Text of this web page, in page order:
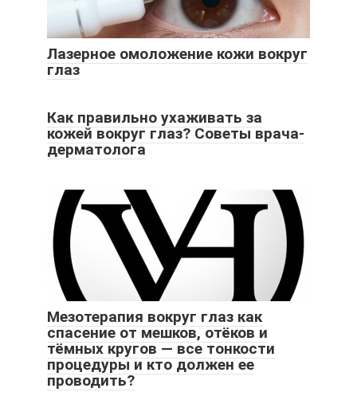
Лазерное омоложение кожи вокруг
глаз
Как правильно ухаживать за
кожей вокруг глаз? Советы врача-
дерматолога
Мезотерапия вокруг глаз как
спасение от мешков, отёков и
тёмных кругов — все тонкости
процедуры и кто должен ее
проводить?